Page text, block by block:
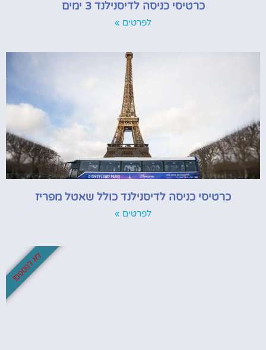
כרטיסי כניסה לדיסנילנד 3 ימים
לפרטים »
כרטיסי כניסה לדיסנילנד כולל שאטל מפריז
לפרטים »
לא לפספס!